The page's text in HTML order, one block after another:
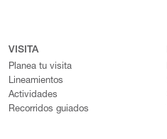
VISITA
Planea tu visita
Lineamientos
Actividades
Recorridos guiados